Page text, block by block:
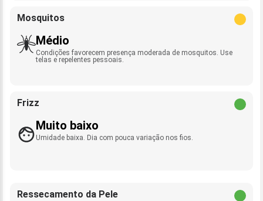
Mosquitos
Médio
Condições favorecem presença moderada de mosquitos. Use
telas e repelentes pessoais.
Frizz
Muito baixo
Umidade baixa. Dia com pouca variação nos fios.
Ressecamento da Pele